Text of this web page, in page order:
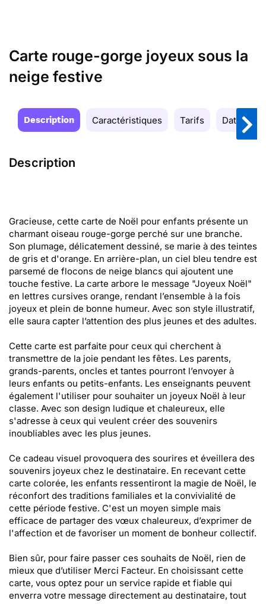
Carte rouge-gorge joyeux sous la
neige festive
Description Caractéristiques Tarifs Date de
Description
Gracieuse, cette carte de Noël pour enfants présente un
charmant oiseau rouge-gorge perché sur une branche.
Son plumage, délicatement dessiné, se marie à des teintes
de gris et d'orange. En arrière-plan, un ciel bleu tendre est
parsemé de flocons de neige blancs qui ajoutent une
touche festive. La carte arbore le message "Joyeux Noël"
en lettres cursives orange, rendant l’ensemble à la fois
joyeux et plein de bonne humeur. Avec son style illustratif,
elle saura capter l’attention des plus jeunes et des adultes.
Cette carte est parfaite pour ceux qui cherchent à
transmettre de la joie pendant les fêtes. Les parents,
grands-parents, oncles et tantes pourront l’envoyer à
leurs enfants ou petits-enfants. Les enseignants peuvent
également l'utiliser pour souhaiter un joyeux Noël à leur
classe. Avec son design ludique et chaleureux, elle
s'adresse à ceux qui veulent créer des souvenirs
inoubliables avec les plus jeunes.
Ce cadeau visuel provoquera des sourires et éveillera des
souvenirs joyeux chez le destinataire. En recevant cette
carte colorée, les enfants ressentiront la magie de Noël, le
réconfort des traditions familiales et la convivialité de
cette période festive. C'est un moyen simple mais
efficace de partager des vœux chaleureux, d’exprimer de
l'affection et de favoriser un moment de bonheur collectif.
Bien sûr, pour faire passer ces souhaits de Noël, rien de
mieux que d’utiliser Merci Facteur. En choisissant cette
carte, vous optez pour un service rapide et fiable qui
enverra votre message directement au destinataire, tout